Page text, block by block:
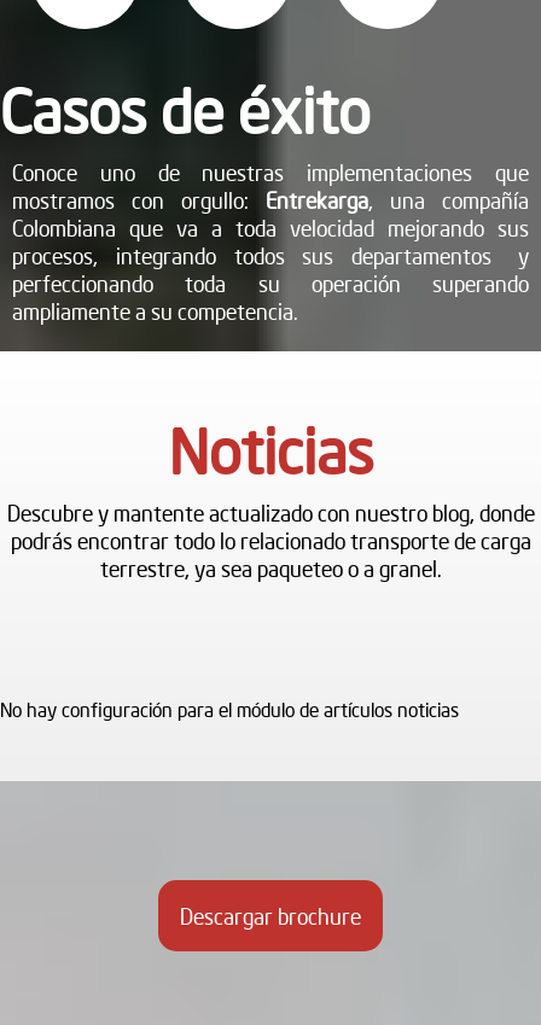
Casos de éxito
Conoce uno de nuestras implementaciones que
mostramos con orgullo: Entrekarga, una compañía
Colombiana que va a toda velocidad mejorando sus
procesos, integrando todos sus departamentos y
perfeccionando toda su operación superando
ampliamente a su competencia.
Noticias
Descubre y mantente actualizado con nuestro blog, donde
podrás encontrar todo lo relacionado transporte de carga
terrestre, ya sea paqueteo o a granel.
No hay configuración para el módulo de artículos noticias
Descargar brochure